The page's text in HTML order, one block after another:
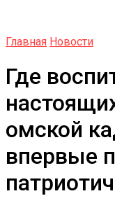
Главная Новости
Где
омской
впервые